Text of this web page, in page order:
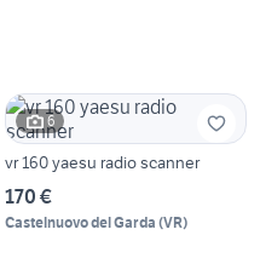
6
vr 160 yaesu radio scanner
170 €
Castelnuovo del Garda (VR)